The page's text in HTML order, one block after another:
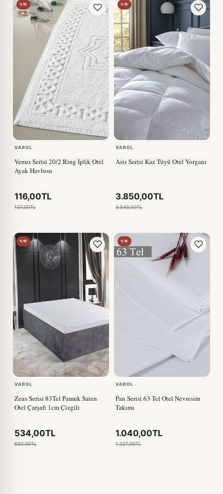
%15
VAROL
Venus Serisi 20/2 Ring İplik Otel
Ayak Havlusu
116,00TL
137,00TL
%15
VAROL
Asis Serisi Kaz Tüyü Otel Yorganı
3.850,00TL
4.543,00TL
%15
VAROL
Zeus Serisi 83Tel Pamuk Saten
Otel Çarşafı 1cm Çizgili
534,00TL
630,00TL
%15
VAROL
Pan Serisi 63 Tel Otel Nevresim
Takımı
1.040,00TL
1.227,00TL